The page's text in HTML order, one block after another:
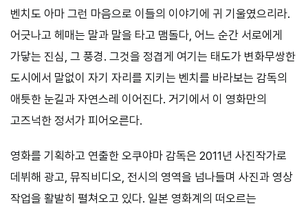
벤치도 아마 그런 마음으로 이들의 이야기에 귀 기울였으리라.
어긋나고 헤매는 말과 말을 타고 맴돌다, 어느 순간 서로에게
가닿는 진심, 그 풍경. 그것을 정겹게 여기는 태도가 변화무쌍한
도시에서 말없이 자기 자리를 지키는 벤치를 바라보는 감독의
애틋한 눈길과 자연스레 이어진다. 거기에서 이 영화만의
고즈넉한 정서가 피어오른다.
영화를 기획하고 연출한 오쿠야마 감독은 2011년 사진작가로
데뷔해 광고, 뮤직비디오, 전시의 영역을 넘나들며 사진과 영상
작업을 활발히 펼쳐오고 있다. 일본 영화계의 떠오르는